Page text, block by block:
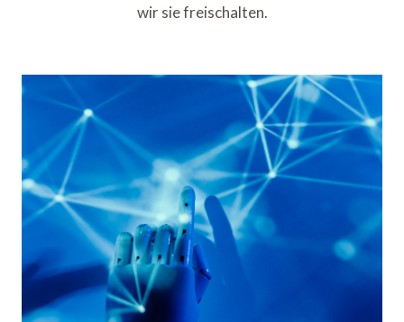
wir sie freischalten.